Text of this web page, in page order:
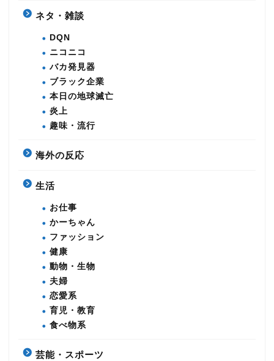
ネタ・雑談
DQN
ニコニコ
バカ発見器
ブラック企業
本日の地球滅亡
炎上
趣味・流行
海外の反応
生活
お仕事
かーちゃん
ファッション
健康
動物・生物
夫婦
恋愛系
育児・教育
食べ物系
芸能・スポーツ